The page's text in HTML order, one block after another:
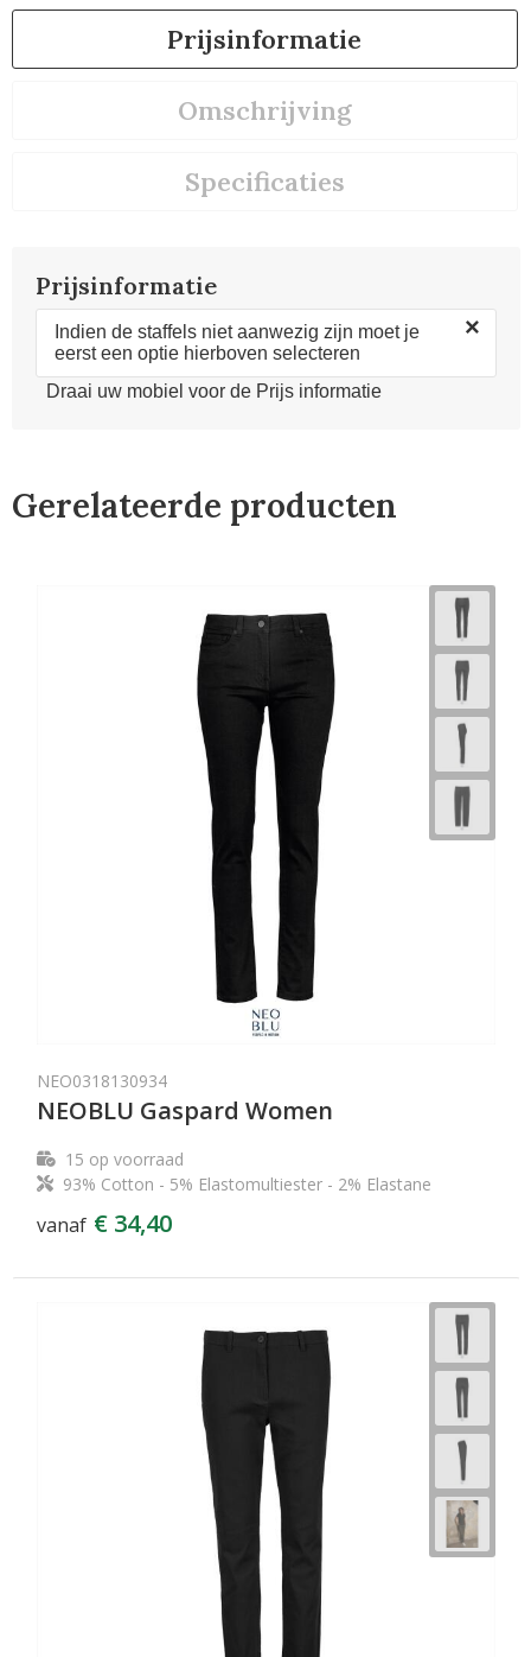
Prijsinformatie
Omschrijving
Specificaties
Prijsinformatie
Indien de staffels niet aanwezig zijn moet je
eerst een optie hierboven selecteren
×
Draai uw mobiel voor de Prijs informatie
Gerelateerde producten
NEO0318130934
NEOBLU Gaspard Women
15 op voorraad
93% Cotton - 5% Elastomultiester - 2% Elastane
vanaf € 34,40